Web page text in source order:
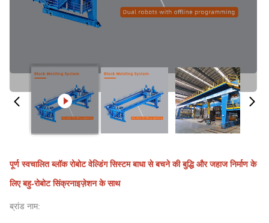
पूर्ण स्वचालित ब्लॉक रोबोट वेल्डिंग सिस्टम बाधा से बचने की बुद्धि और जहाज निर्माण के
लिए बहु-रोबोट सिंक्रनाइज़ेशन के साथ
ब्रांड नाम: